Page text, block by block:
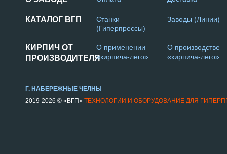
КАТАЛОГ ВГП
Станки
(Гиперпрессы)
Заводы (Линии)
КИРПИЧ ОТ
ПРОИЗВОДИТЕЛЯ
О применении
«кирпича-лего»
О производстве
«кирпича-лего»
Г. НАБЕРЕЖНЫЕ ЧЕЛНЫ
2019-2026 © «ВГП» ТЕХНОЛОГИИ И ОБОРУДОВАНИЕ ДЛЯ